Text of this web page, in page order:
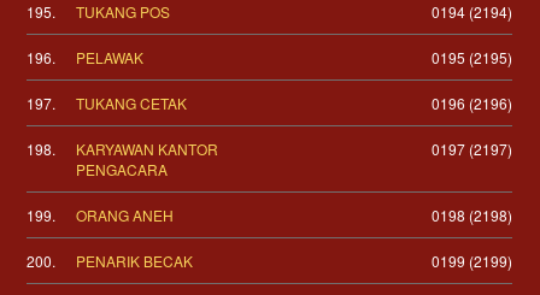
195. TUKANG POS 0194 (2194)
196. PELAWAK 0195 (2195)
197. TUKANG CETAK 0196 (2196)
198.
KARYAWAN KANTOR
PENGACARA
0197 (2197)
199. ORANG ANEH 0198 (2198)
200. PENARIK BECAK 0199 (2199)